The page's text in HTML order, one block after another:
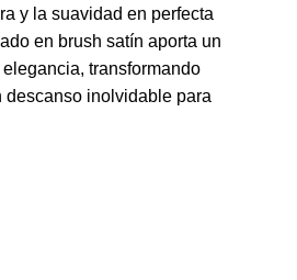
y la suavidad en perfecta
en brush satín aporta un
transformando
descanso inolvidable para